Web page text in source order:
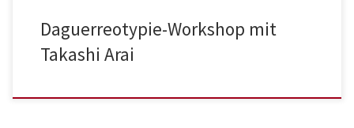
Daguerreotypie-Workshop mit
Takashi Arai